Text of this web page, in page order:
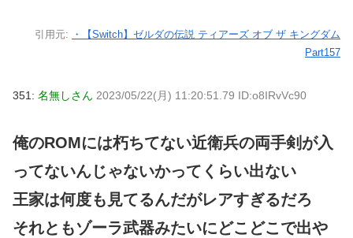
引用元:
・【Switch】ゼルダの伝説 ティアーズ オブ ザ キングダム
Part157
351: 名無しさん 2023/05/22(月) 11:20:51.79 ID:o8IRvVc90
俺のROMには朽ちてない近衛兵の両手剣が入
ってないんじゃないかってくらい出ない
王家は何度も見てるんだがレアすぎるだろ
それともゾーラ武器みたいにどこどこで出や